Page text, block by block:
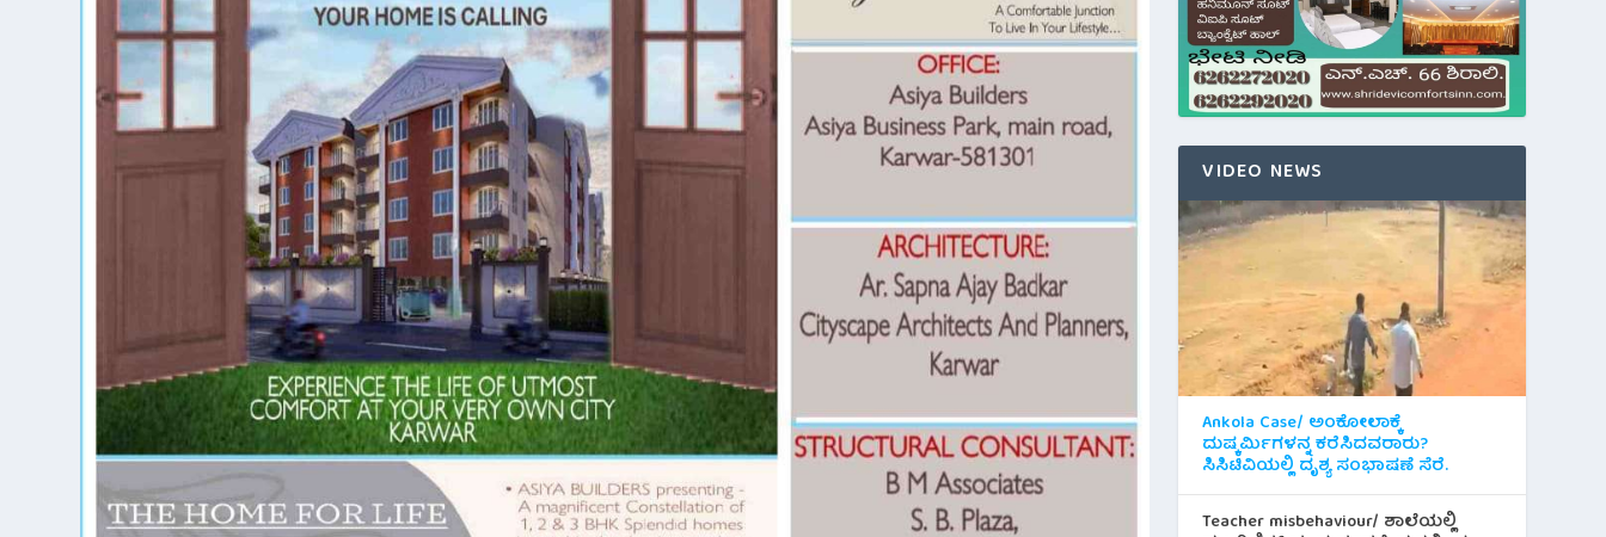
VIDEO NEWS
Ankola Case/ ಅಂಕೋಲಾಕ್ಕೆ
ದುಷ್ಕರ್ಮಿಗಳನ್ನ ಕರೆಸಿದವರಾರು?
ಸಿಸಿಟಿವಿಯಲ್ಲಿ ದೃಶ್ಯ ಸಂಭಾಷಣೆ ಸೆರೆ.
Teacher misbehaviour/ ಶಾಲೆಯಲ್ಲಿ